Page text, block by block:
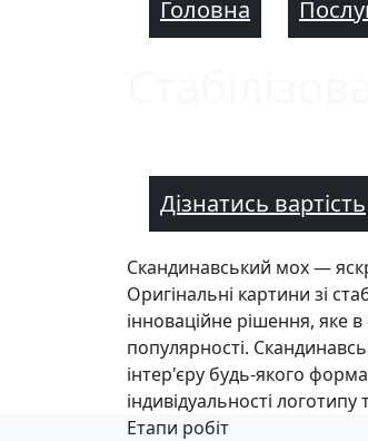
Головна
Дізнатись вартість
Скандинавський мох —
Оригінальні картини зі
інноваційне рішення, яке
популярності.
інтер'єру будь-якого
індивідуальності логотипу
Етапи робіт